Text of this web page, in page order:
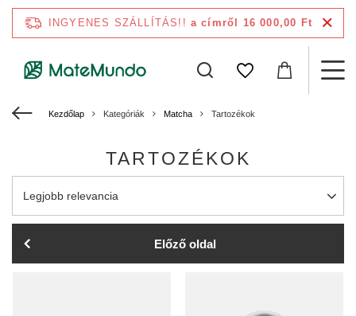
INGYENES SZÁLLÍTÁS!! a címről 16 000,00 Ft
Kezdőlap Kategóriák Matcha Tartozékok
TARTOZÉKOK
A rendezés megváltoztatása
Legjobb relevancia
Előző oldal